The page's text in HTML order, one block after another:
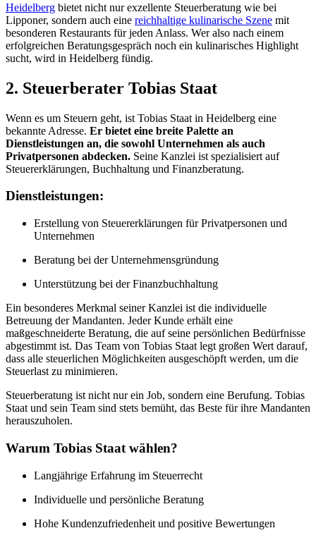
Heidelberg bietet nicht nur exzellente Steuerberatung wie bei
Lipponer, sondern auch eine reichhaltige kulinarische Szene mit
besonderen Restaurants für jeden Anlass. Wer also nach einem
erfolgreichen Beratungsgespräch noch ein kulinarisches Highlight
sucht, wird in Heidelberg fündig.
2. Steuerberater Tobias Staat
Wenn es um Steuern geht, ist Tobias Staat in Heidelberg eine
bekannte Adresse. Er bietet eine breite Palette an
Dienstleistungen an, die sowohl Unternehmen als auch
Privatpersonen abdecken. Seine Kanzlei ist spezialisiert auf
Steuererklärungen, Buchhaltung und Finanzberatung.
Dienstleistungen:
Erstellung von Steuererklärungen für Privatpersonen und
Unternehmen
Beratung bei der Unternehmensgründung
Unterstützung bei der Finanzbuchhaltung
Ein besonderes Merkmal seiner Kanzlei ist die individuelle
Betreuung der Mandanten. Jeder Kunde erhält eine
maßgeschneiderte Beratung, die auf seine persönlichen Bedürfnisse
abgestimmt ist. Das Team von Tobias Staat legt großen Wert darauf,
dass alle steuerlichen Möglichkeiten ausgeschöpft werden, um die
Steuerlast zu minimieren.
Steuerberatung ist nicht nur ein Job, sondern eine Berufung. Tobias
Staat und sein Team sind stets bemüht, das Beste für ihre Mandanten
herauszuholen.
Warum Tobias Staat wählen?
Langjährige Erfahrung im Steuerrecht
Individuelle und persönliche Beratung
Hohe Kundenzufriedenheit und positive Bewertungen